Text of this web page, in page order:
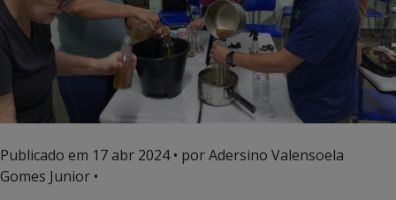
Publicado em 17 abr 2024• por Adersino Valensoela
Gomes Junior •